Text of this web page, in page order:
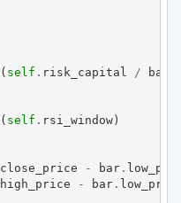
( self . risk_capital / bar
( self . rsi_window)
close_price - bar.
high_price - bar.